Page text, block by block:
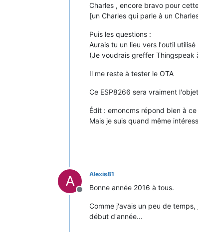
Charles , encore bravo pour
[un Charles qui parle à un
Puis les questions :
Aurais tu un lieu vers l'outil
(Je voudrais greffer Thingspeak
Il me reste à tester le OTA
Ce ESP8266 sera vraiment
Édit : emoncms répond bien à
Mais je suis quand même
A
Offline
Alexis81
Bonne année 2016 à tous.
Comme j'avais un peu de
début d'année...